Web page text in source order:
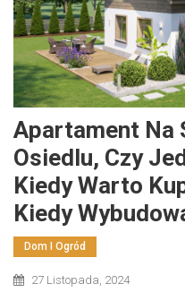
Apartament Na
Osiedlu, Czy
Kiedy Warto
Kiedy
Dom I Ogród
27 Listopada, 2024